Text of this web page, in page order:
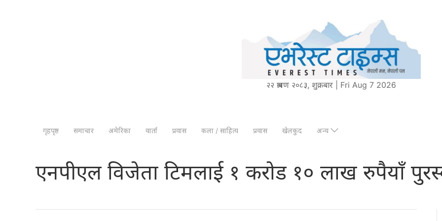
२२ श्रावण २०८३, शुक्रबार | Fri Aug 7 2026
गृहपृष्ठ समाचार अमेरिका वार्ता प्रवास कला / साहित्य प्रवास खेलकुद अन्य
एनपीएल विजेता टिमलाई १ करोड १० लाख रुपैयाँ